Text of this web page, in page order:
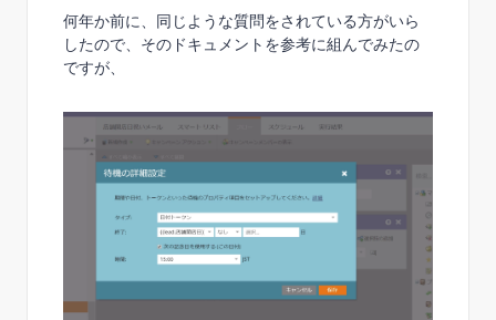
何年か前に、同じような質問をされている方がいら
したので、そのドキュメントを参考に組んでみたの
ですが、